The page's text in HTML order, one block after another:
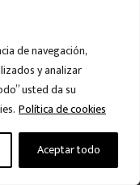
de navegación,
y analizar
usted da su
Política de cookies
Aceptar todo
los derechos